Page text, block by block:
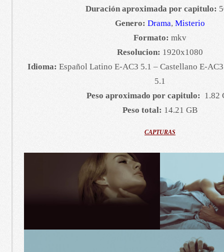
Duración aproximada por capitulo:
Genero: Drama, Misterio
Formato: mkv
Resolucion: 1920x1080
Idioma: Español Latino E-AC3 5.1 – Castellano E-
5.1
Peso aproximado por capitulo: 1.82
Peso total: 14.21 GB
CAPTURAS